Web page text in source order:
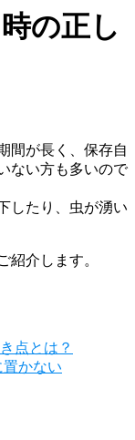
の正し
間が長く、保存自
ない方も多いので
したり、虫が湧い
紹介します。
点とは？
かない